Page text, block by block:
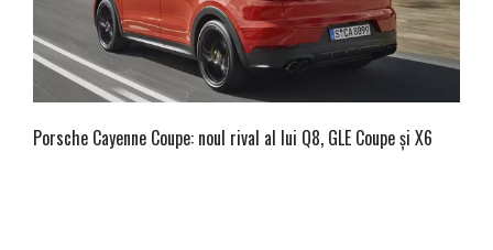
Porsche Cayenne Coupe: noul rival al lui Q8, GLE Coupe și X6